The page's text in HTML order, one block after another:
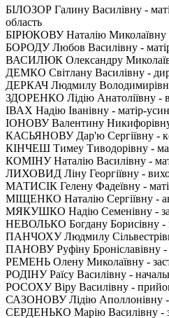
БІЛОЗОР Галину Василівну -
область
БІРЮКОВУ Наталію Миколаївну -
БОРОДУ Любов Василівну -
ВАСИЛЮК Олександру Миколаївну
ДЕМКО Світлану Василівну -
ДЕРКАЧ Людмилу Володимирівну
ЗДОРЕНКО Лідію Анатоліївну -
ІВАХ Надію Іванівну - матір-
ІОНОВУ Валентину Никифорівну -
КАСЬЯНОВУ Дар'ю Сергіївну -
КІНЧЕШ Тимеу Тиводорівну -
КОМІНУ Наталію Василівну -
ЛИХОВИД Ліну Георгіївну -
МАТИСІК Гелену Фадеївну -
МІЩЕНКО Наталію Сергіївну -
МЯКУШКО Надію Семенівну -
НЕВОЛЬКО Богдану Борисівну -
ПАНЧОХУ Людмилу
ПАНОВУ Руфіну Броніславівну -
РЕМЕНЬ Олену Миколаївну -
РОДІНУ Раїсу Василівну -
РОСОХУ Віру Василівну -
САЗОНОВУ Лідію Аполлонівну -
СЕРДЕНЬКО Марію Василівну -